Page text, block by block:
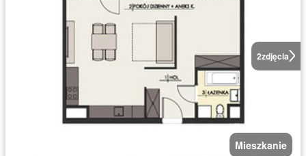
2zdjęcia
Mieszkanie